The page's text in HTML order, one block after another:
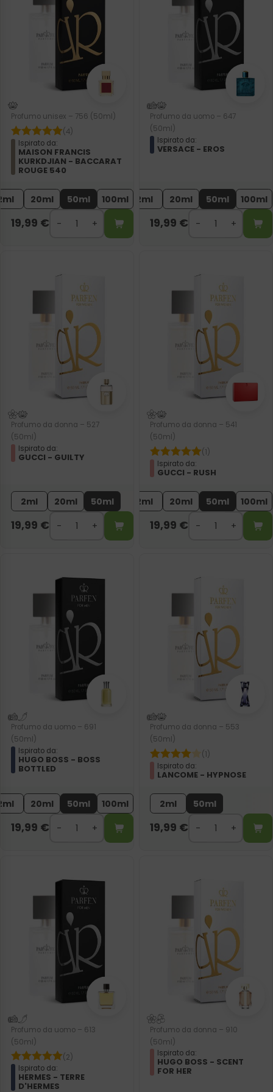
Profumo unisex – 756 (50ml)
(4)
Ispirato da:
MAISON FRANCIS
KURKDJIAN - BACCARAT
ROUGE 540
20ml 50ml 100ml
19,99 €
Profumo da uomo – 647
(50ml)
Ispirato da:
VERSACE - EROS
2ml 20ml 50ml 100ml
19,99 €
Profumo da donna – 527
(50ml)
Ispirato da:
GUCCI - GUILTY
2ml 20ml 50ml
19,99 €
Profumo da donna – 541
(50ml)
(1)
Ispirato da:
GUCCI - RUSH
2ml 20ml 50ml 100ml
19,99 €
Profumo da uomo – 691
(50ml)
Ispirato da:
HUGO BOSS - BOSS
BOTTLED
20ml 50ml 100ml
19,99 €
Profumo da donna – 553
(50ml)
(1)
Ispirato da:
LANCOME - HYPNOSE
2ml 50ml
19,99 €
Profumo da uomo – 613
(50ml)
(2)
Ispirato da:
HERMES - TERRE
D'HERMES
Profumo da donna – 910
(50ml)
Ispirato da:
HUGO BOSS - SCENT
FOR HER